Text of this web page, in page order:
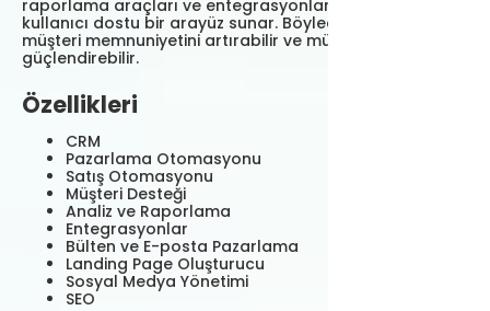
raporlama araçları ve entegrasyonlarla desteklenen
kullanıcı dostu bir arayüz sunar. Böylece işletmeler
müşteri memnuniyetini artırabilir ve müşteri ilişkilerini
güçlendirebilir.
Özellikleri
CRM
Pazarlama Otomasyonu
Satış Otomasyonu
Müşteri Desteği
Analiz ve Raporlama
Entegrasyonlar
Bülten ve E-posta Pazarlama
Landing Page Oluşturucu
Sosyal Medya Yönetimi
SEO